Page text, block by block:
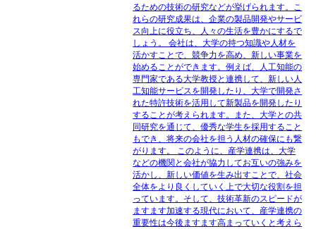
るための技術の研究などが挙げられます。こ
れらの研究成果は、企業の製品開発やサービ
ス向上に役立ち、人々の生活を豊かにするで
しょう。 会社は、大学の持つ知識や人材を
活かすことで、競争力を高め、新しい事業を
始めることができます。例えば、人工知能の
専門家である大学教授と連携して、新しい人
工知能サービスを開発したり、大学で開発さ
れた特許技術を活用して新製品を開発したり
することが考えられます。また、大学との共
同研究を通じて、優秀な学生を採用すること
もでき、将来の会社を担う人材の確保にも繋
がります。 このように、産学連携は、大学
などの機関と会社が協力してお互いの強みを
活かし、新しい価値を生み出すことで、社会
全体をより良くしていく上で大切な役割を担
っています。そして、技術革新のスピードが
ますます加速する現代において、産学連携の
重要性は今後ますます高まっていくと考えら